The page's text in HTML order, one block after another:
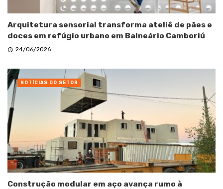
Arquitetura sensorial transforma ateliê de pães e
doces em refúgio urbano em Balneário Camboriú
24/06/2026
Construção modular em aço avança rumo à
NOTÍCIAS DO SETOR